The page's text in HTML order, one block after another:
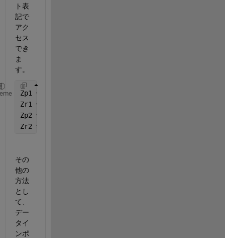
ト表
記で
アク
セス
でき
ま
す。
Zp1 = data.Zp1;
Zr1 = data.Zr1;
Zp2 = data.Zp2;
Zr2 = data.Zr2;
その
他の
方法
とし
て、
デー
タイ
ンポ